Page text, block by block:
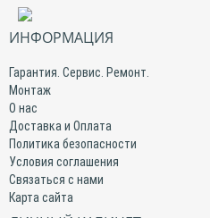
ИНФОРМАЦИЯ
Гарантия. Сервис. Ремонт.
Монтаж
О нас
Доставка и Оплата
Политика безопасности
Условия соглашения
Связаться с нами
Карта сайта